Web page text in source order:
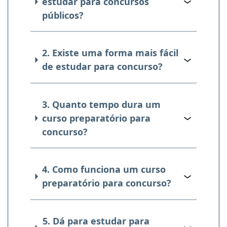
públicos?
2. Existe uma forma mais fácil
de estudar para concurso?
3. Quanto tempo dura um
curso preparatório para
concurso?
4. Como funciona um curso
preparatório para concurso?
5. Dá para estudar para